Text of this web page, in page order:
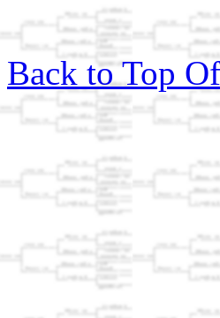
Back to Top